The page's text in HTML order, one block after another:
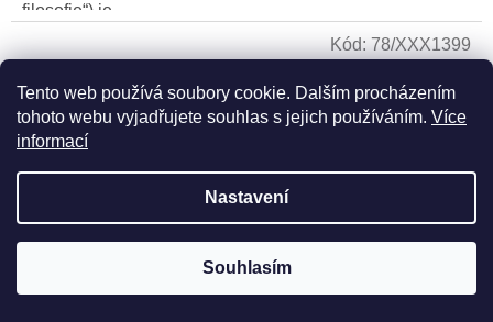
Tento web používá soubory cookie. Dalším procházením
tohoto webu vyjadřujete souhlas s jejich používáním. Více
informací
Nastavení
Souhlasím
filosofie“) je...
Kód: 78/XXX1399